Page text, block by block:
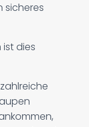
sicheres
ist dies